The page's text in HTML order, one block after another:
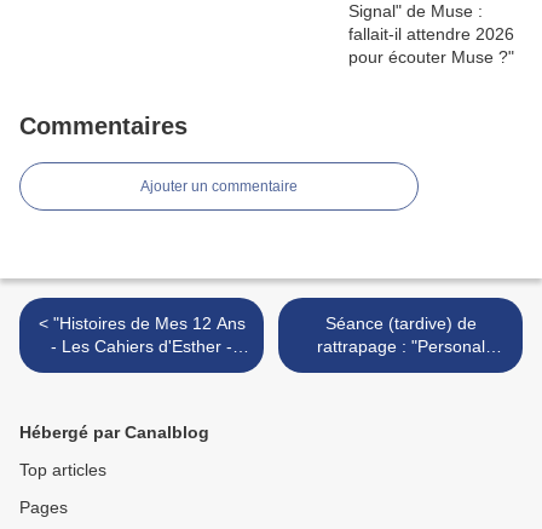
Commentaires
Ajouter un commentaire
< "Histoires de Mes 12 Ans
- Les Cahiers d'Esther -
Tome 3" : dans la peau
Séance (tardive) de
rattrapage : "Personal
Shopper" d'Olivier Assayas
Hébergé par Canalblog
Top articles
Pages